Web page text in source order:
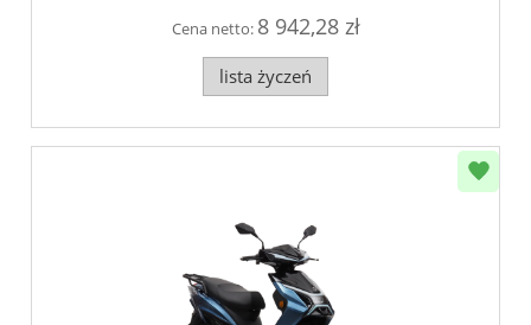
Cena netto: 8 942,28 zł
lista życzeń